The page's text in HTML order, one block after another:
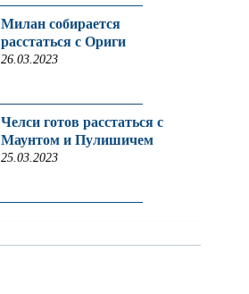
Милан собирается
расстаться с Ориги
26.03.2023
Челси готов расстаться с
Маунтом и Пулишичем
25.03.2023